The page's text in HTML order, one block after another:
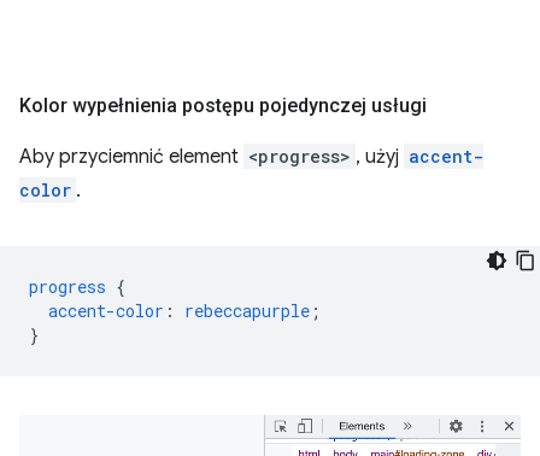
Kolor wypełnienia postępu pojedynczej usługi
Aby przyciemnić element <progress> , użyj accent-
color .
progress {
accent-color : rebeccapurple ;
}